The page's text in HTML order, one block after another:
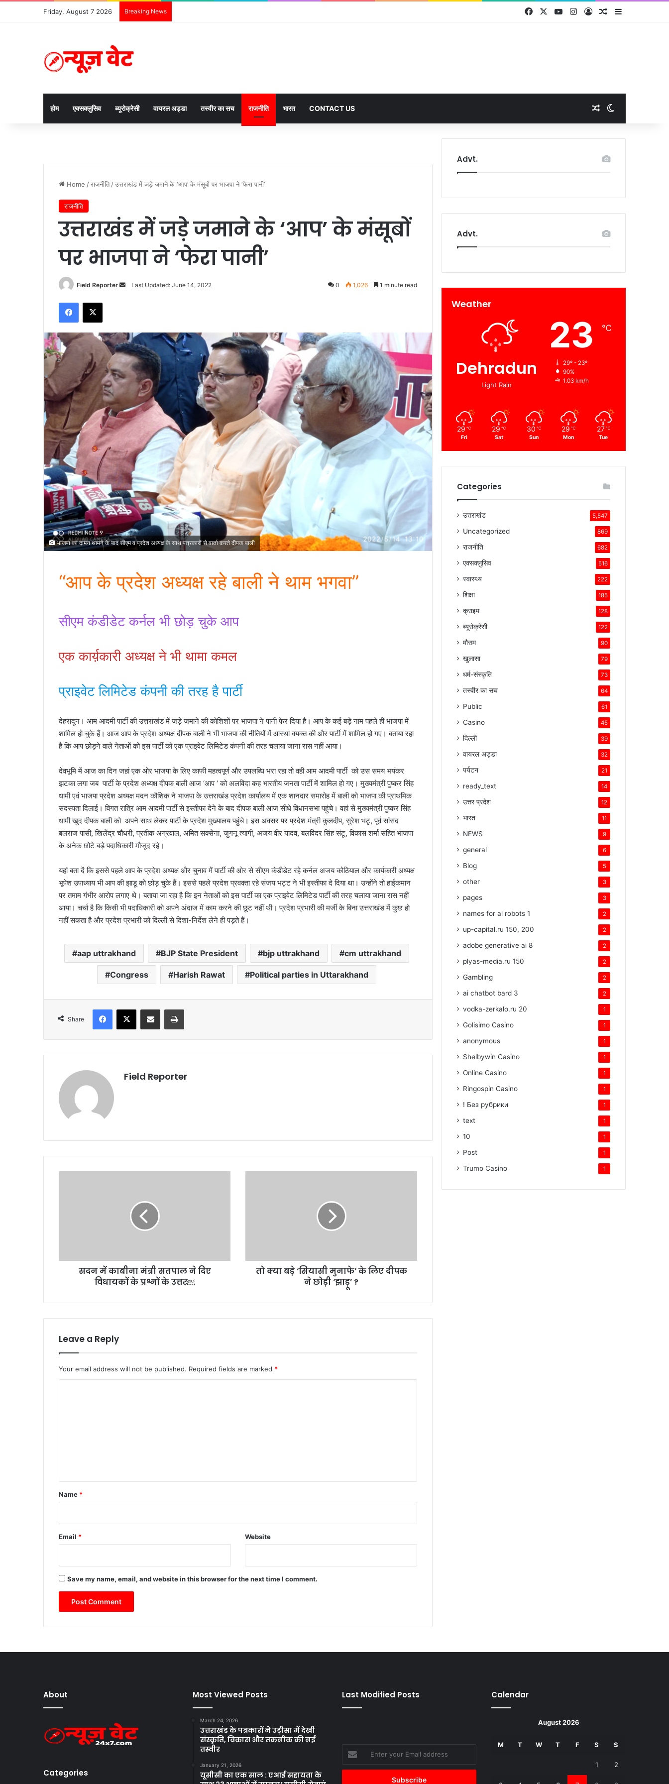
Friday, August 7 2026 Breaking News FacebookYouTubeInstagram
Log InRandom Article
Sidebar
होम एक्सक्लुसिव ब्यूरोक्रेसी वायरल अड्डा तस्वीर का सच राजनीति भारत CONTACT US Random Article
Home /राजनीति /उत्तराखंड में जड़े जमाने के ‘आप’ के मंसूबों पर भाजपा ने ‘फेरा पानी’
राजनीति
उत्तराखंड में जड़े जमाने के ‘आप’ के मंसूबों
पर भाजपा ने ‘फेरा पानी’
Field Reporter
SendLast Updated: June 14, 2022 0 1,026 1 minute read
Facebook
X
भाजपा का दामन थामने के बाद सीएम व प्रदेश अध्यक्ष के साथ पत्रकारों से वार्ता करते दीपक बाली
“आप के प्रदेश अध्यक्ष रहे बाली ने थाम भगवा”
सीएम कंडीडेट कर्नल भी छोड़ चुके आप
एक कार्य़कारी अध्यक्ष ने भी थामा कमल
प्राइवेट लिमिटेड कंपनी की तरह है पार्टी
देहरादून। आम आदमी पार्टी की उत्तराखंड में जड़े जमाने की कोशिशों पर भाजपा ने पानी फेर दिया है। आप के कई बड़े नाम पहले ही भाजपा में
शामिल हो चुके हैं। आज आप के प्रदेश अध्यक्ष दीपक बाली ने भी भाजपा की नीतियों में आस्था वयक्त की और पार्टी में शामिल हो गए। बताया रहा
है कि आप छोड़ने वाले नेताओं को इस पार्टी को एक प्राइवेट लिमिटेड कंपनी की तरह चलाया जाना रास नहीं आया।
देवभूमि में आज का दिन जहां एक ओर भाजपा के लिए काफी महत्वपूर्ण और उपलब्धि भरा रहा तो वही आम आदमी पार्टी को उस समय भयंकर
झटका लगा जब पार्टी के प्रदेश अध्यक्ष दीपक बाली आज ‘आप ‘ को अलविदा कह भारतीय जनता पार्टी में शामिल हो गए। मुख्यमंत्री पुष्कर सिंह
धामी एवं भाजपा प्रदेश अध्यक्ष मदन कौशिक ने भाजपा के उत्तराखंड प्रदेश कार्यालय में एक शानदार समारोह में बाली को भाजपा की प्राथमिक
सदस्यता दिलाई। विगत रात्रि आम आदमी पार्टी से इस्तीफा देने के बाद दीपक बाली आज सीधे विधानसभा पहुंचे। वहां से मुख्यमंत्री पुष्कर सिंह
धामी खुद दीपक बाली को अपने साथ लेकर पार्टी के प्रदेश मुख्यालय पहुंचे। इस अवसर पर प्रदेश मंत्री कुलदीप, सुरेश भटृ, पूर्व सांसद
बलराज पासी, खिलेंद्र चौधरी, प्रतीक अग्रवाल, अमित सक्सेना, जुगनू त्यागी, अजय वीर यादव, बलविंदर सिंह संटू, विकास शर्मा सहित भाजपा
के अनेक छोटे बड़े पदाधिकारी मौजूद रहे।
यहां बता दें कि इससे पहले आप के प्रदेश अध्यक्ष और चुनाव में पार्टी की ओर से सीएम कंडीडेट रहे कर्नल अजय कोठियाल और कार्यकारी अध्यक्ष
भूपेश उपाध्याय भी आप की झाडू को छोड़ चुके हैं। इससे पहले प्रदेश प्रवक्ता रहे संजय भट्ट ने भी इस्तीफा दे दिया था। उन्होंने तो हाईकमान
पर तमाम गंभीर आरोप लगाए थे। बताया जा रहा है कि इन नेताओं को इस पार्टी का एक प्राइवेट लिमिटेड पार्टी की तरह चलाया जाना रास नहीं
आया। चर्चा है कि किसी भी पदाधिकारी को अपने अंदाज में काम करने की छूट नहीं थी। प्रदेश प्रभारी की मर्जी के बिना उत्तराखंड में कुछ हो
नहीं सकता है और प्रदेश प्रभारी को दिल्ली से दिशा-निर्देश लेने ही पड़ते हैं।
aap uttrakhand BJP State President bjp uttrakhand cm uttrakhand
Congress Harish Rawat Political parties in Uttarakhand
Share
Facebook
X Share via Email Print
Field Reporter
के
￼
सदन में काबीना मंत्री सतपाल ने दिए
विधायकों के प्रश्नों के उत्तर￼
ने
तो क्या बड़े ‘सियासी मुनाफे’ के लिए दीपक
ने छोड़ी ‘झाड़ू’ ?
Leave a Reply
Your email address will not be published. Required fields are marked *
*
Name *
Email * Website
Save my name, email, and website in this browser for the next time I comment.
Advt.
Advt.
Weather
Dehradun
Light Rain
23 ℃
29º - 23º
90%
1.03 km/h
29 ℃
Fri
29 ℃
Sat
30 ℃
Sun
29 ℃
Mon
27 ℃
Tue
Categories
उत्तराखंड 5,547
Uncategorized 869
राजनीति 682
एक्सक्लुसिव 516
स्वास्थ्य 222
शिक्षा 185
क्राइम 128
ब्यूरोक्रेसी 122
मौसम 90
खुलासा 79
धर्म-संस्कृति 73
तस्वीर का सच 64
Public 61
Casino 45
दिल्ली 39
वायरल अड्डा 32
पर्यटन 21
ready_text 14
उत्तर प्रदेश 12
भारत 11
NEWS 9
general 6
Blog 5
other 3
pages 3
names for ai robots 1 2
up-capital.ru 150, 200 2
adobe generative ai 8 2
plyas-media.ru 150 2
Gambling 2
ai chatbot bard 3 2
vodka-zerkalo.ru 20 1
Golisimo Casino 1
anonymous 1
Shelbywin Casino 1
Online Casino 1
Ringospin Casino 1
! Без рубрики 1
text 1
10 1
Post 1
Trumo Casino 1
About
Categories
Most Viewed Posts
March 24, 2026
उत्तराखंड के पत्रकारों ने उड़ीसा में देखी
संस्कृति, विकास और तकनीक की नई
तस्वीर
January 21, 2026
यूसीसी का एक साल : एआई सहायता के
Last Modified Posts
your
Email
Calendar
August 2026
M T W T F S S
1 2